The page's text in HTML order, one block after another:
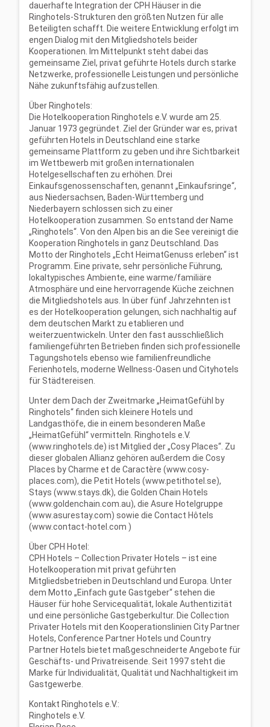
dauerhafte Integration der CPH Häuser in die
Ringhotels-Strukturen den größten Nutzen für alle
Beteiligten schafft. Die weitere Entwicklung erfolgt im
engen Dialog mit den Mitgliedshotels beider
Kooperationen. Im Mittelpunkt steht dabei das
gemeinsame Ziel, privat geführte Hotels durch starke
Netzwerke, professionelle Leistungen und persönliche
Nähe zukunftsfähig aufzustellen.
Über Ringhotels:
Die Hotelkooperation Ringhotels e.V. wurde am 25.
Januar 1973 gegründet. Ziel der Gründer war es, privat
geführten Hotels in Deutschland eine starke
gemeinsame Plattform zu geben und ihre Sichtbarkeit
im Wettbewerb mit großen internationalen
Hotelgesellschaften zu erhöhen. Drei
Einkaufsgenossenschaften, genannt „Einkaufsringe“,
aus Niedersachsen, Baden-Württemberg und
Niederbayern schlossen sich zu einer
Hotelkooperation zusammen. So entstand der Name
„Ringhotels“. Von den Alpen bis an die See vereinigt die
Kooperation Ringhotels in ganz Deutschland. Das
Motto der Ringhotels „Echt HeimatGenuss erleben“ ist
Programm. Eine private, sehr persönliche Führung,
lokaltypisches Ambiente, eine warme/familiäre
Atmosphäre und eine hervorragende Küche zeichnen
die Mitgliedshotels aus. In über fünf Jahrzehnten ist
es der Hotelkooperation gelungen, sich nachhaltig auf
dem deutschen Markt zu etablieren und
weiterzuentwickeln. Unter den fast ausschließlich
familiengeführten Betrieben finden sich professionelle
Tagungshotels ebenso wie familienfreundliche
Ferienhotels, moderne Wellness-Oasen und Cityhotels
für Städtereisen.
Unter dem Dach der Zweitmarke „HeimatGefühl by
Ringhotels“ finden sich kleinere Hotels und
Landgasthöfe, die in einem besonderen Maße
„HeimatGefühl“ vermitteln. Ringhotels e.V.
(www.ringhotels.de) ist Mitglied der „Cosy Places“. Zu
dieser globalen Allianz gehören außerdem die Cosy
Places by Charme et de Caractère (www.cosy-
places.com), die Petit Hotels (www.petithotel.se),
Stays (www.stays.dk), die Golden Chain Hotels
(www.goldenchain.com.au), die Asure Hotelgruppe
(www.asurestay.com) sowie die Contact Hôtels
(www.contact-hotel.com )
Über CPH Hotel:
CPH Hotels – Collection Privater Hotels – ist eine
Hotelkooperation mit privat geführten
Mitgliedsbetrieben in Deutschland und Europa. Unter
dem Motto „Einfach gute Gastgeber“ stehen die
Häuser für hohe Servicequalität, lokale Authentizität
und eine persönliche Gastgeberkultur. Die Collection
Privater Hotels mit den Kooperationslinien City Partner
Hotels, Conference Partner Hotels und Country
Partner Hotels bietet maßgeschneiderte Angebote für
Geschäfts- und Privatreisende. Seit 1997 steht die
Marke für Individualität, Qualität und Nachhaltigkeit im
Gastgewerbe.
Kontakt Ringhotels e.V.:
Ringhotels e.V.